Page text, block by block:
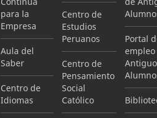
para la
Empresa
Aula del
Saber
Centro de
Idiomas
Centro de
Estudios
Peruanos
Centro de
Pensamiento
Social
Católico
Portal
empleo